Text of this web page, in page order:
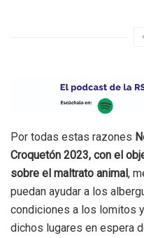
Por todas estas razones
Croquetón 2023, con el
sobre el maltrato animal ,
puedan ayudar a los
condiciones a los lomitos
dichos lugares en espera